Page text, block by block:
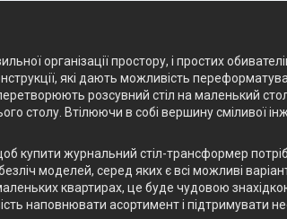
організації простору, і простих
які дають можливість
розсувний стіл на маленький
столу. Втілюючи в собі вершину сміливої
купити журнальний стіл-трансформер
моделей, серед яких є всі можливі
квартирах, це буде чудовою
наповнювати асортимент і підтримувати